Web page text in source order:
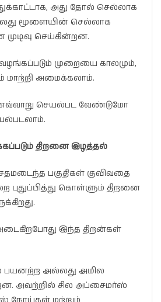
அது தோல் செல்லாக
மூளையின் செல்லாக
செய்கின்றன.
முறையை காலமும்,
மாற்றி அமைக்கலாம்.
செயல்பட வேண்டுமோ
திறனை இழத்தல்
பகுதிகள் குவிவதை
புதுப்பித்து கொள்ளும் திறனை
இந்த திறன்கள்
பயனற்ற அல்லது அமில
அவற்றில் சில அப்சைமர்ஸ்